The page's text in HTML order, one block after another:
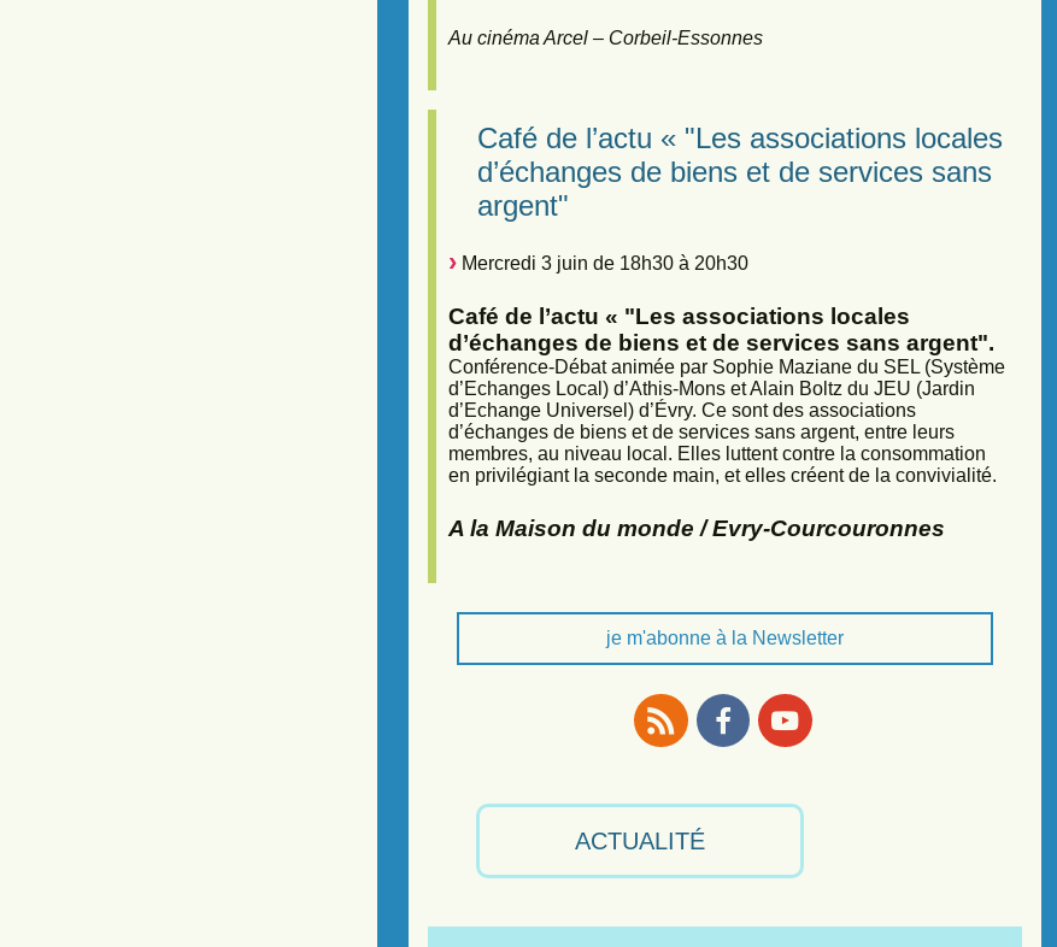
Au cinéma Arcel – Corbeil-Essonnes
Café de l’actu « "Les associations locales
d’échanges de biens et de services sans
argent"
Mercredi 3 juin de 18h30 à 20h30
Café de l’actu « "Les associations locales
d’échanges de biens et de services sans argent".
Conférence-Débat animée par Sophie Maziane du SEL (Système
d’Echanges Local) d’Athis-Mons et Alain Boltz du JEU (Jardin
d’Echange Universel) d’Évry. Ce sont des associations
d’échanges de biens et de services sans argent, entre leurs
membres, au niveau local. Elles luttent contre la consommation
en privilégiant la seconde main, et elles créent de la convivialité.
A la Maison du monde / Evry-Courcouronnes
je m'abonne à la Newsletter
ACTUALITÉ